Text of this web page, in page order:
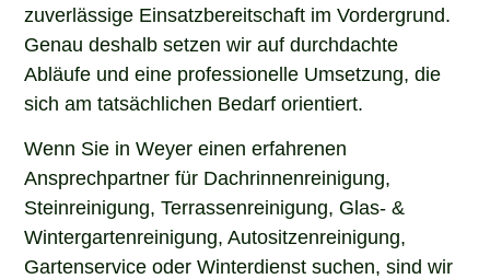
zuverlässige Einsatzbereitschaft im Vordergrund.
Genau deshalb setzen wir auf durchdachte
Abläufe und eine professionelle Umsetzung, die
sich am tatsächlichen Bedarf orientiert.
Wenn Sie in Weyer einen erfahrenen
Ansprechpartner für Dachrinnenreinigung,
Steinreinigung, Terrassenreinigung, Glas- &
Wintergartenreinigung, Autositzenreinigung,
Gartenservice oder Winterdienst suchen, sind wir